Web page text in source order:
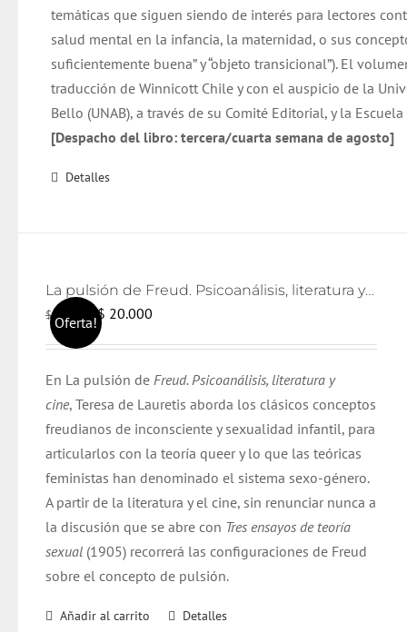
temáticas que siguen siendo de interés para lectores
salud mental en la infancia, la maternidad, o sus
suficientemente buena” y “objeto transicional”). El
traducción de Winnicott Chile y con el auspicio de la
Bello (UNAB), a través de su Comité Editorial, y la
[Despacho del libro: tercera/cuarta semana de agosto]
Detalles
Oferta!
La pulsión de Freud. Psicoanálisis, literatura y cine
$21.000
El
precio
era:
$ 21.000.
$ 20.000
es:
$ 20.000.
En La pulsión de Freud. Psicoanálisis, literatura y
cine, Teresa de Lauretis aborda los clásicos conceptos
freudianos de inconsciente y sexualidad infantil, para
articularlos con la teoría queer y lo que las teóricas
feministas han denominado el sistema sexo-género.
A partir de la literatura y el cine, sin renunciar nunca a
la discusión que se abre con Tres ensayos de teoría
sexual (1905) recorrerá las configuraciones de Freud
sobre el concepto de pulsión.
Añadir al carrito Detalles